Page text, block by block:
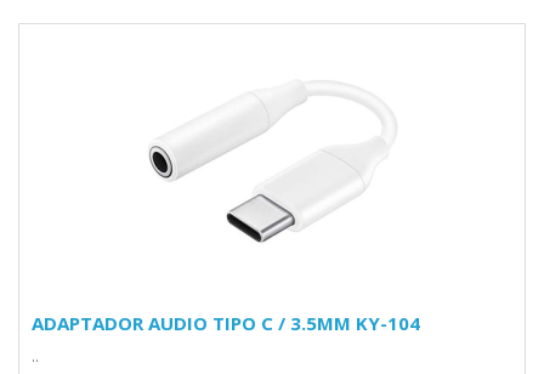
ADAPTADOR AUDIO TIPO C / 3.5MM KY-104
..